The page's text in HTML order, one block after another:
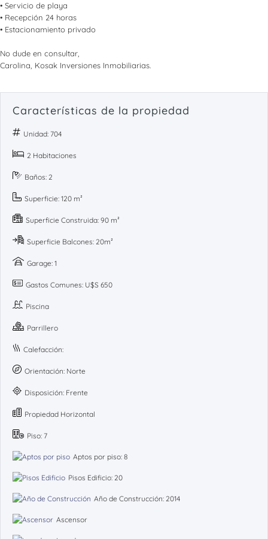
• Servicio de playa
• Recepción 24 horas
• Estacionamiento privado
No dude en consultar,
Carolina, Kosak Inversiones Inmobiliarias.
Características de la propiedad
Unidad: 704
2 Habitaciones
Baños: 2
Superficie: 120 m²
Superficie Construida: 90 m²
Superficie Balcones: 20m²
Garage: 1
Gastos Comunes: U$S 650
Piscina
Parrillero
Calefacción:
Orientación: Norte
Disposición: Frente
Propiedad Horizontal
Piso: 7
Aptos por piso: 8
Pisos Edificio: 20
Año de Construcción: 2014
Ascensor